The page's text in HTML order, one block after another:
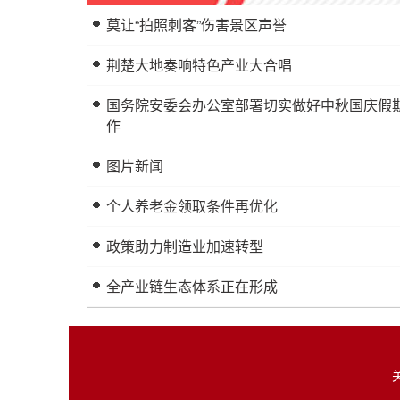
莫让“拍照刺客”伤害景区声誉
荆楚大地奏响特色产业大合唱
国务院安委会办公室部署切实做好中秋国庆假
作
图片新闻
个人养老金领取条件再优化
政策助力制造业加速转型
全产业链生态体系正在形成